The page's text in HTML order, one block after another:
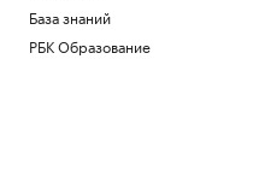
База знаний
РБК Образование